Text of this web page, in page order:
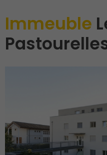
Immeuble